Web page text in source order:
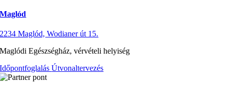
Maglód
2234 Maglód, Wodianer út 15.
Maglódi Egészségház, vérvételi helyiség
IdőpontfoglalásÚtvonaltervezés